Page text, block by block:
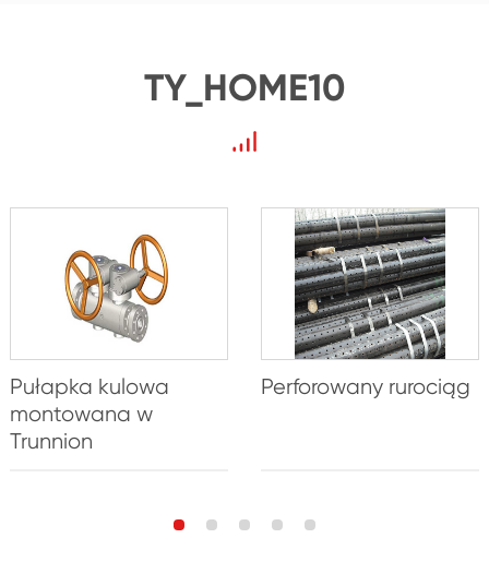
TY_HOME10
Pułapka kulowa
montowana w
Trunnion
Perforowany rurociąg